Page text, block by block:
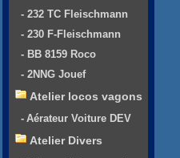
- 232 TC Fleischmann
- 230 F-Fleischmann
- BB 8159 Roco
- 2NNG Jouef
Atelier locos vagons
- Aérateur Voiture DEV
Atelier Divers